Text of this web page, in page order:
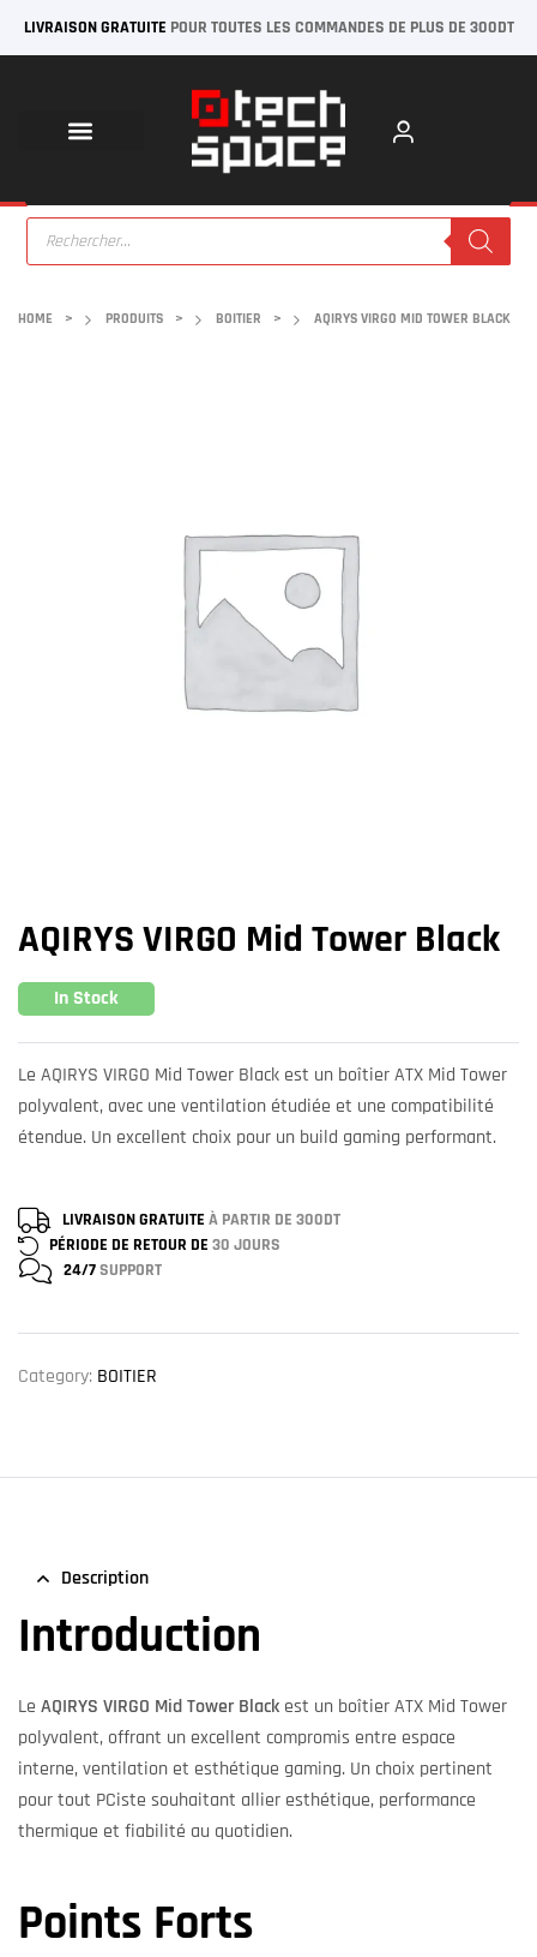
LIVRAISON GRATUITE POUR TOUTES LES COMMANDES DE PLUS DE 300DT
HOME > PRODUITS > BOITIER > AQIRYS VIRGO MID TOWER BLACK
AQIRYS VIRGO Mid Tower Black
In Stock
Le AQIRYS VIRGO Mid Tower Black est un boîtier ATX Mid Tower
polyvalent, avec une ventilation étudiée et une compatibilité
étendue. Un excellent choix pour un build gaming performant.
LIVRAISON GRATUITE À PARTIR DE 300DT
PÉRIODE DE RETOUR DE 30 JOURS
24/7SUPPORT
Category: BOITIER
Description
Introduction
Le AQIRYS VIRGO Mid Tower Black est un boîtier ATX Mid Tower
polyvalent, offrant un excellent compromis entre espace
interne, ventilation et esthétique gaming. Un choix pertinent
pour tout PCiste souhaitant allier esthétique, performance
thermique et fiabilité au quotidien.
Points Forts